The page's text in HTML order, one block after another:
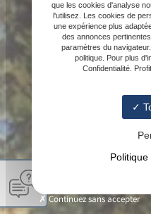
que les cookies d'analyse
l'utilisez. Les cookies de
une expérience plus
des annonces
paramètres du
politique. Pour plus
Confidentialité.
Continuez sans accepter